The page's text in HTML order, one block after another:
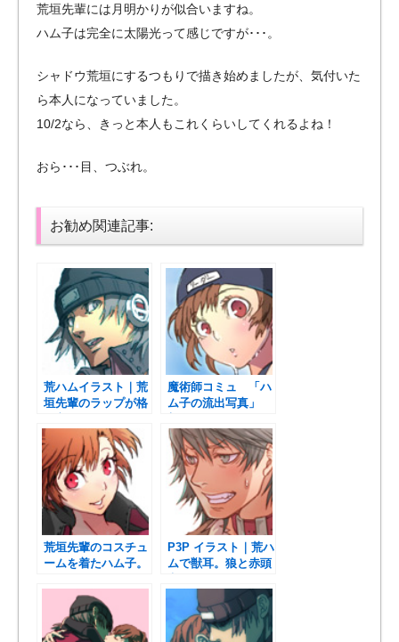
荒垣先輩には月明かりが似合いますね。
ハム子は完全に太陽光って感じですが･･･。
シャドウ荒垣にするつもりで描き始めましたが、気付いた
ら本人になっていました。
10/2なら、きっと本人もこれくらいしてくれるよね！
おら･･･目、つぶれ。
お勧め関連記事:
荒ハムイラスト｜荒
垣先輩のラップが格
魔術師コミュ 「ハ
ム子の流出写真」
荒垣先輩のコスチュ
ームを着たハム子。
P3P イラスト｜荒ハ
ムで獣耳。狼と赤頭